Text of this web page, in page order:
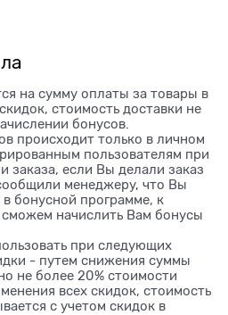
на сумму оплаты за товары в
стоимость доставки не
бонусов.
происходит только в личном
пользователям при
заказа, если Вы делали заказ
менеджеру, что Вы
бонусной программе, к
начислить Вам бонусы
при следующих
- путем снижения суммы
не более 20% стоимости
всех скидок, стоимость
с учетом скидок в